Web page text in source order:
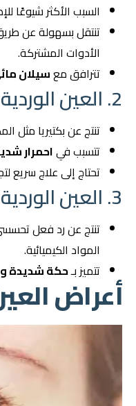
السبب الأكثر شيوعًا
تنتقل بسهولة عن
الأدوات المشتركة.
تترافق معسيلان
2. العين الوردية البكتيرية
تنتج عن بكتيريا مثل
تتسبب فياحمرار
تحتاج إلى علاج سريع
3. العين الوردية التحسسية
تنتج عن رد فعل
المواد الكيميائية.
تتميز بـحكة شديدة
أعراض